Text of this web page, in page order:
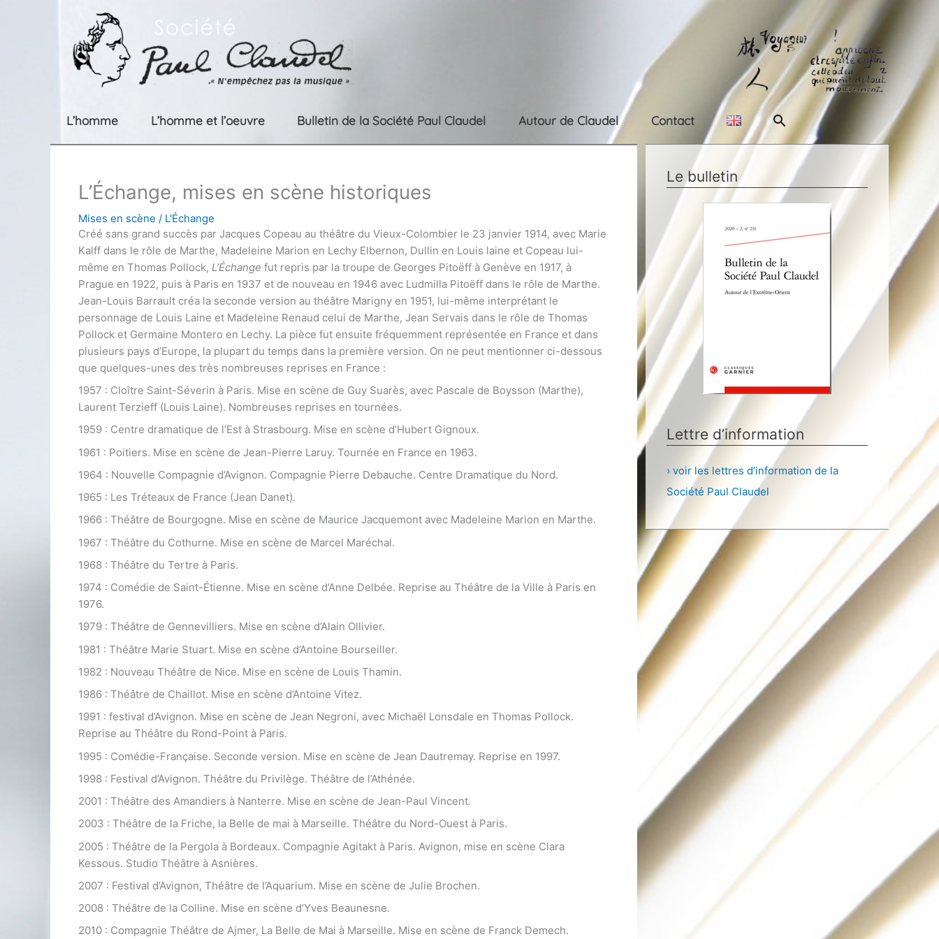
L’homme L’homme et l’oeuvre Bulletin de la Société Paul Claudel Autour de Claudel Contact Rechercher
L’Échange, mises en scène historiques
Mises en scène / L'Échange
Créé sans grand succès par Jacques Copeau au théâtre du Vieux-Colombier le 23 janvier 1914, avec Marie
Kalff dans le rôle de Marthe, Madeleine Marion en Lechy Elbernon, Dullin en Louis laine et Copeau lui-
même en Thomas Pollock,L’Échangefut repris par la troupe de Georges Pitoëff à Genève en 1917, à
Prague en 1922, puis à Paris en 1937 et de nouveau en 1946 avec Ludmilla Pitoëff dans le rôle de Marthe.
Jean-Louis Barrault créa la seconde version au théâtre Marigny en 1951, lui-même interprétant le
personnage de Louis Laine et Madeleine Renaud celui de Marthe, Jean Servais dans le rôle de Thomas
Pollock et Germaine Montero en Lechy. La pièce fut ensuite fréquemment représentée en France et dans
plusieurs pays d’Europe, la plupart du temps dans la première version. On ne peut mentionner ci-dessous
que quelques-unes des très nombreuses reprises en France :
1957 : Cloître Saint-Séverin à Paris. Mise en scène de Guy Suarès, avec Pascale de Boysson (Marthe),
Laurent Terzieff (Louis Laine). Nombreuses reprises en tournées.
1959 : Centre dramatique de l’Est à Strasbourg. Mise en scène d’Hubert Gignoux.
1961 : Poitiers. Mise en scène de Jean-Pierre Laruy. Tournée en France en 1963.
1964 : Nouvelle Compagnie d’Avignon. Compagnie Pierre Debauche. Centre Dramatique du Nord.
1965 : Les Tréteaux de France (Jean Danet).
1966 : Théâtre de Bourgogne. Mise en scène de Maurice Jacquemont avec Madeleine Marion en Marthe.
1967 : Théâtre du Cothurne. Mise en scène de Marcel Maréchal.
1968 : Théâtre du Tertre à Paris.
1974 : Comédie de Saint-Étienne. Mise en scène d’Anne Delbée. Reprise au Théâtre de la Ville à Paris en
1976.
1979 : Théâtre de Gennevilliers. Mise en scène d’Alain Ollivier.
1981 : Théâtre Marie Stuart. Mise en scène d’Antoine Bourseiller.
1982 : Nouveau Théâtre de Nice. Mise en scène de Louis Thamin.
1986 : Théâtre de Chaillot. Mise en scène d’Antoine Vitez.
1991 : festival d’Avignon. Mise en scène de Jean Negroni, avec Michaël Lonsdale en Thomas Pollock.
Reprise au Théâtre du Rond-Point à Paris.
1995 : Comédie-Française. Seconde version. Mise en scène de Jean Dautremay. Reprise en 1997.
1998 : Festival d’Avignon. Théâtre du Privilège. Théâtre de l’Athénée.
2001 : Théâtre des Amandiers à Nanterre. Mise en scène de Jean-Paul Vincent.
2003 : Théâtre de la Friche, la Belle de mai à Marseille. Théâtre du Nord-Ouest à Paris.
2005 : Théâtre de la Pergola à Bordeaux. Compagnie Agitakt à Paris. Avignon, mise en scène Clara
Kessous. Studio Théâtre à Asnières.
2007 : Festival d’Avignon, Théâtre de l’Aquarium. Mise en scène de Julie Brochen.
2008 : Théâtre de la Colline. Mise en scène d’Yves Beaunesne.
2010 : Compagnie Théâtre de Ajmer, La Belle de Mai à Marseille. Mise en scène de Franck Demech.
Le bulletin
Lettre d’information
› voir les lettres d’information de la
Société Paul Claudel